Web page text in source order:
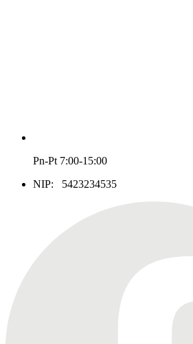
Pn-Pt 7:00-15:00
NIP: 5423234535